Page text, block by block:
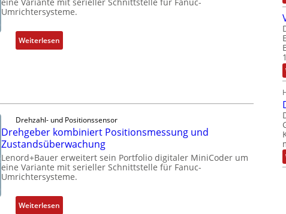
Umrichtersysteme.
Weiterlesen:
D
g
e
e
k
o
b
Drehzahl- und Positionssensor
Drehgeber kombiniert Positionsmessung und
Zustandsüberwachung
Lenord+Bauer erweitert sein Portfolio digitaler MiniCoder um
eine Variante mit serieller Schnittstelle für Fanuc-
Umrichtersysteme.
Weiterlesen: